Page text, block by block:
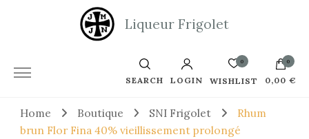
Liqueur Frigolet
SEARCH LOGIN
0
WISHLIST
0
0,00 €
Votre panier est vide.
Home Boutique SNI Frigolet
Rhum
brun Flor Fina 40% vieillissement prolongé